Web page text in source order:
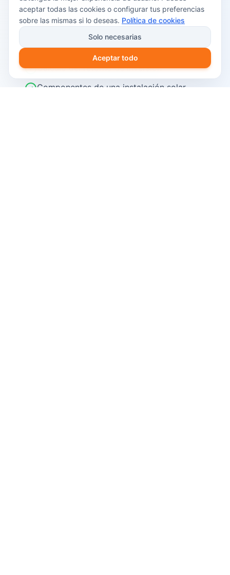
Cómo funciona el autoconsumo
fotovoltaico
Ayudas y subvenciones disponibles en
2026
Cálculo del retorno de inversión
Componentes de una instalación solar
aceptar todas las cookies o configurar tus preferencias
sobre las mismas si lo deseas. Política de cookies
Solo necesarias
Aceptar todo